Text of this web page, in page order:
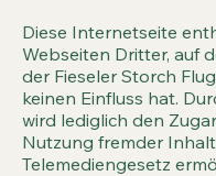
Diese Internetseite
Webseiten Dritter, auf
der Fieseler Storch
keinen Einfluss hat.
wird lediglich den
Nutzung fremder
Telemediengesetz